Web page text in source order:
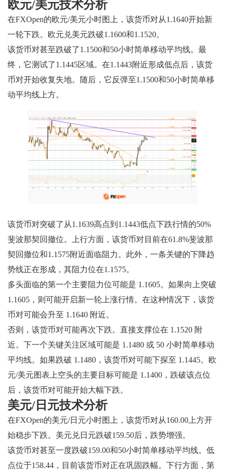
欧元/美元技术分析
在FXOpen的欧元/美元小时图上，该货币对从1.1640开始新
一轮下跌。欧元兑美元跌破1.1600和1.1520。
该货币对甚至跌破了1.1500和50小时简单移动平均线。最
终，它测试了1.1445区域。在1.1443附近形成低点后，该货
币对开始收复失地。随后，它反弹至1.1500和50小时简单移
动平均线上方。
该货币对突破了从1.1639高点到1.1443低点下跌行情的50%
斐波那契回撤位。上行方面，该货币对目前在61.8%斐波那
契回撤位和1.1575附近面临阻力。此外，一条关键的下降趋
势线正在形成，其阻力位在1.1575。
多头面临的第一个主要阻力位可能是 1.1605。如果向上突破
1.1605，则可能开启新一轮上涨行情。在这种情况下，该货
币对可能会升至 1.1640 附近。
否则，该货币对可能再次下跌。直接支撑位在 1.1520 附
近。下一个关键关注区域可能是 1.1480 或 50 小时简单移动
平均线。如果跌破 1.1480，该货币对可能下探至 1.1445。欧
元/美元图表上空头的主要目标可能是 1.1400，跌破该点位
后，该货币对可能开始大幅下跌。
美元/日元技术分析
在FXOpen的美元/日元小时图上，该货币对从160.00上方开
始稳步下跌。美元兑日元跌破159.50后，跌势增强。
该货币对甚至一度跌破159.00和50小时简单移动平均线。低
点位于158.44，目前该货币对正在巩固跌幅。下行方面，第